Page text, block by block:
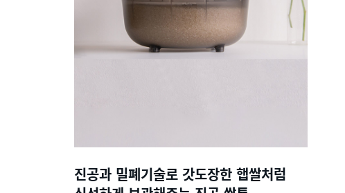
진공과 밀폐기술로 갓도장한 햅쌀처럼